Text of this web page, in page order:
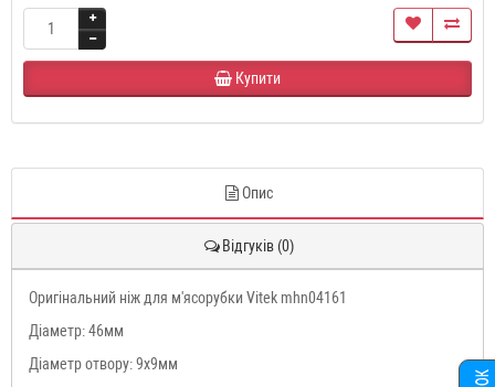
Купити
Опис
Відгуків (0)
Оригінальний ніж для м'ясорубки Vitek mhn04161
Діаметр: 46мм
Діаметр отвору: 9x9мм